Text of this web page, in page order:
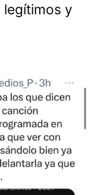
legítimos y